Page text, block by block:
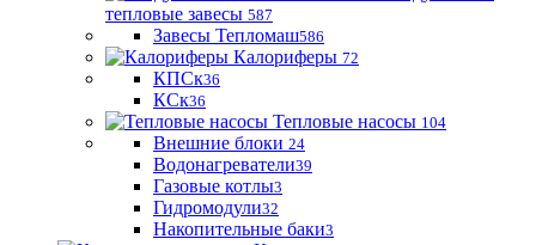
тепловые завесы 587
Завесы Тепломаш586
Калориферы 72
КПСк36
КСк36
Тепловые насосы 104
Внешние блоки 24
Водонагреватели39
Газовые котлы3
Гидромодули32
Накопительные баки3